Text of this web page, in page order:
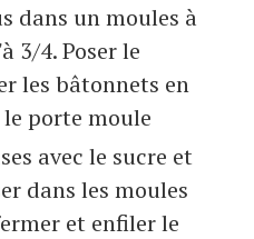
dans un moules à
3/4. Poser le
les bâtonnets en
porte moule
avec le sucre et
dans les moules
et enfiler le